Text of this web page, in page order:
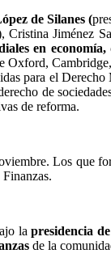
de Silanes (
Jiménez
en
Oxford,
para el Derecho
de
de reforma.
Los que
lapresidencia
de la